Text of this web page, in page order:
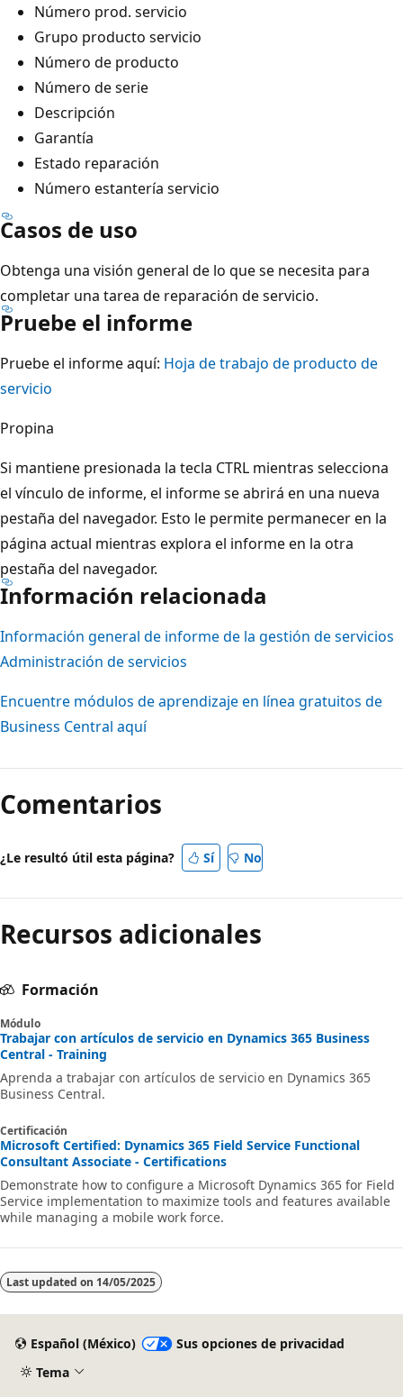
Número prod. servicio
Grupo producto servicio
Número de producto
Número de serie
Descripción
Garantía
Estado reparación
Número estantería servicio
Casos de uso
Obtenga una visión general de lo que se necesita para
completar una tarea de reparación de servicio.
Pruebe el informe
Pruebe el informe aquí: Hoja de trabajo de producto de
servicio
Propina
Si mantiene presionada la tecla CTRL mientras selecciona
el vínculo de informe, el informe se abrirá en una nueva
pestaña del navegador. Esto le permite permanecer en la
página actual mientras explora el informe en la otra
pestaña del navegador.
Información relacionada
Información general de informe de la gestión de servicios
Administración de servicios
Encuentre módulos de aprendizaje en línea gratuitos de
Business Central aquí
de
lectura
Comentarios
¿Le resultó útil esta página? Sí No
Recursos adicionales
Formación
Módulo
Trabajar con artículos de servicio en Dynamics 365 Business
Central - Training
Aprenda a trabajar con artículos de servicio en Dynamics 365
Business Central.
Certificación
Microsoft Certified: Dynamics 365 Field Service Functional
Consultant Associate - Certifications
Demonstrate how to configure a Microsoft Dynamics 365 for Field
Service implementation to maximize tools and features available
while managing a mobile work force.
Last updated on 14/05/2025
Español (México)
Sus opciones de privacidad
Tema